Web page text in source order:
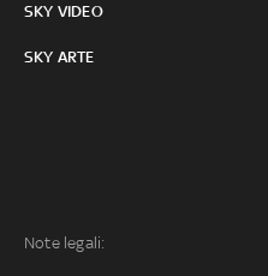
SKY VIDEO
SKY ARTE
Note legali: